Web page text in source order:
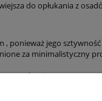
do opłukania z
ponieważ jego
za minimalistyczny
lata intensywnego